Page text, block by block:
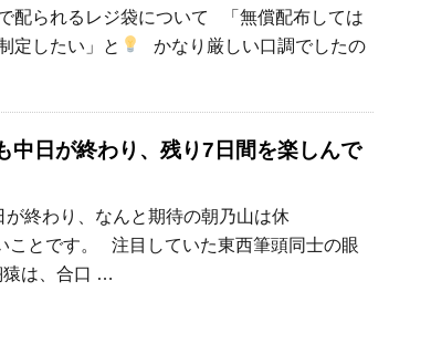
配られるレジ袋について 「無償配布しては
定したい」と
かなり厳しい口調でしたの
中日が終わり、残り7日間を楽しんで
終わり、なんと期待の朝乃山は休
とです。 注目していた東西筆頭同士の眼
猿は、合口 …